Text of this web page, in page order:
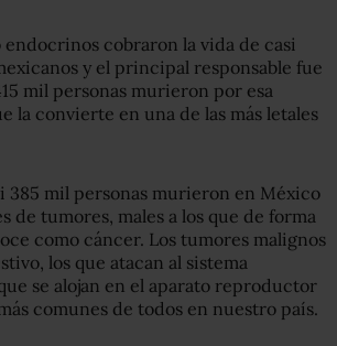
cobraron la vida de casi
y el principal responsable fue
mil personas murieron por esa
la convierte en una de las más letales
385 mil personas murieron en México
de tumores, males a los que de forma
como cáncer. Los tumores malignos
los que atacan al sistema
se alojan en el aparato reproductor
comunes de todos en nuestro país.